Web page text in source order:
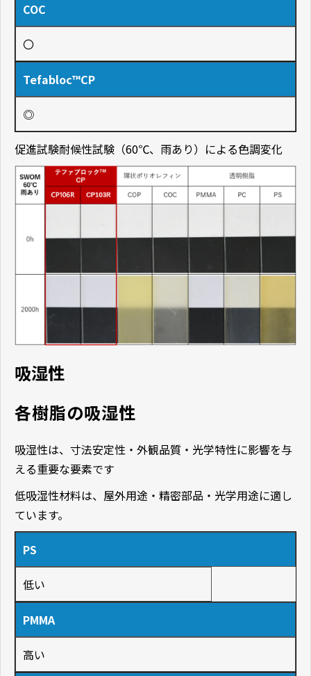
COC
〇
Tefabloc™CP
◎
促進試験耐候性試験（60℃、雨あり）による色調変化
吸湿性
各樹脂の吸湿性
吸湿性は、寸法安定性・外観品質・光学特性に影響を与
える重要な要素です
低吸湿性材料は、屋外用途・精密部品・光学用途に適し
ています。
PS
低い
PMMA
高い